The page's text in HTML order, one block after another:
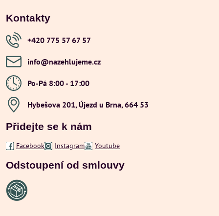
Kontakty
+420 775 57 67 57
info​@nazehlujeme​.cz
Po-Pá 8:00 - 17:00
Hybešova 201, Újezd u Brna, 664 53
Přidejte se k nám
Facebook Instagram Youtube
Odstoupení od smlouvy